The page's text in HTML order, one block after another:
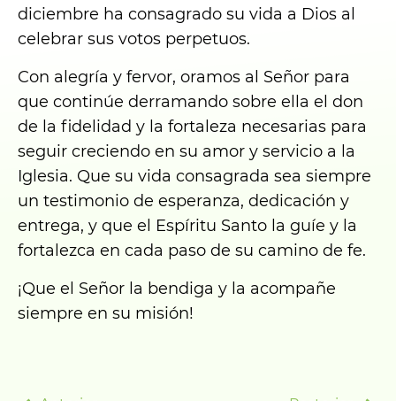
diciembre ha consagrado su vida a Dios al
celebrar sus votos perpetuos.
Con alegría y fervor, oramos al Señor para
que continúe derramando sobre ella el don
de la fidelidad y la fortaleza necesarias para
seguir creciendo en su amor y servicio a la
Iglesia. Que su vida consagrada sea siempre
un testimonio de esperanza, dedicación y
entrega, y que el Espíritu Santo la guíe y la
fortalezca en cada paso de su camino de fe.
¡Que el Señor la bendiga y la acompañe
siempre en su misión!